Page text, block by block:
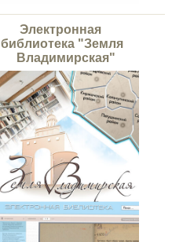
Электронная
библиотека "Земля
Владимирская"